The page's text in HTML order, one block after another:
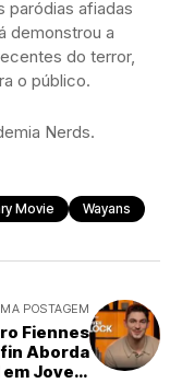
paródias afiadas
demonstrou a
do terror,
o público.
Nerds.
Movie Wayans
POSTAGEM
Fiennes
Aborda
em Jovem